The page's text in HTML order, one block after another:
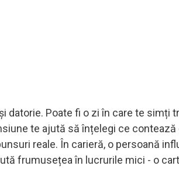
Poate fi o zi în care te simți
te ajută să înțelegi ce contează
reale. În carieră, o persoană
frumusețea în lucrurile mici - o